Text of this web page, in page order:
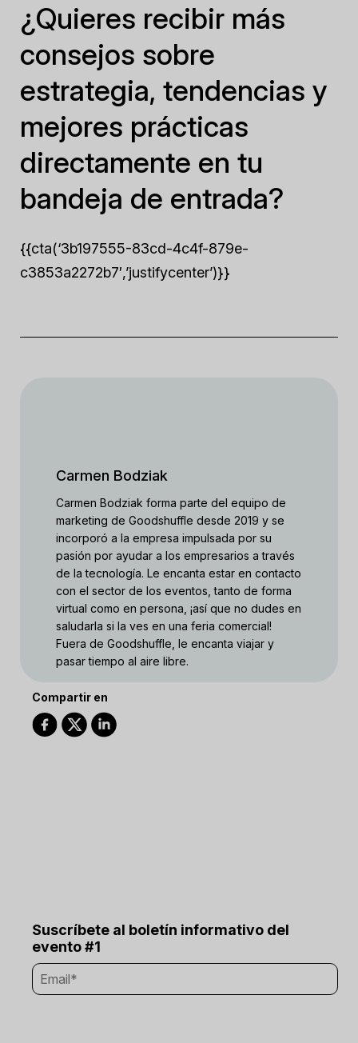
¿Quieres recibir más
consejos sobre
estrategia, tendencias y
mejores prácticas
directamente en tu
bandeja de entrada?
{{cta(‘3b197555-83cd-4c4f-879e-
c3853a2272b7′,’justifycenter’)}}
Carmen Bodziak
Carmen Bodziak forma parte del equipo de
marketing de Goodshuffle desde 2019 y se
incorporó a la empresa impulsada por su
pasión por ayudar a los empresarios a través
de la tecnología. Le encanta estar en contacto
con el sector de los eventos, tanto de forma
virtual como en persona, ¡así que no dudes en
saludarla si la ves en una feria comercial!
Fuera de Goodshuffle, le encanta viajar y
pasar tiempo al aire libre.
Compartir en
Suscríbete al boletín informativo del
evento #1